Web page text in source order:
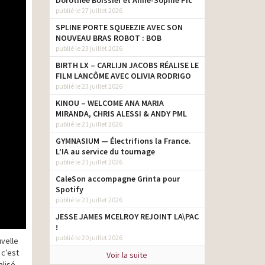
publié le 27 juillet 2026
SPLINE PORTE SQUEEZIE AVEC SON
NOUVEAU BRAS ROBOT : BOB
publié le 23 juillet 2026
BIRTH LX – CARLIJN JACOBS RÉALISE LE
FILM LANCÔME AVEC OLIVIA RODRIGO
publié le 23 juillet 2026
KINOU – WELCOME ANA MARIA
MIRANDA, CHRIS ALESSI & ANDY PML
publié le 21 juillet 2026
GYMNASIUM — Électrifions la France.
L’IA au service du tournage
publié le 21 juillet 2026
CaleSon accompagne Grinta pour
Spotify
publié le 21 juillet 2026
JESSE JAMES MCELROY REJOINT LA\PAC
!
publié le 20 juillet 2026
Voir la suite